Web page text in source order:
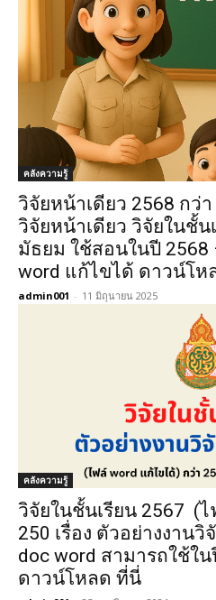
คลังความรู้
วิจัยหน้าเดียว 2568 กว่า
วิจัยหน้าเดียว วิจัยในชั้น
มัธยม ใช้สอนในปี 2568
word แก้ไขได้ ดาวน์โ
admin001 - 11 มิถุนายน 2025
คลังความรู้
วิจัยในชั้นเรียน 2567 (
250 เรื่อง ตัวอย่างงาน
doc word สามารถใช้ใ
ดาวน์โหลด ที่นี่